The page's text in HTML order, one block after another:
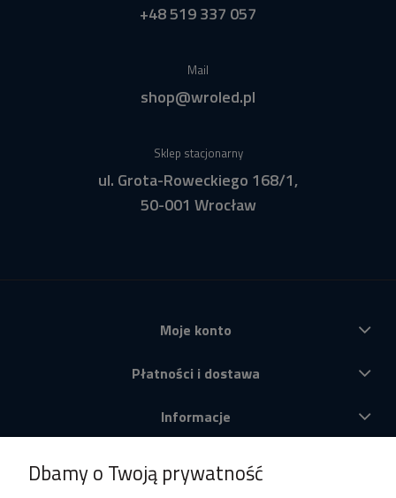
+48 519 337 057
Mail
shop@wroled.pl
Sklep stacjonarny
ul. Grota-Roweckiego 168/1,
50-001 Wrocław
Moje konto
Płatności i dostawa
Informacje
Dbamy o Twoją prywatność